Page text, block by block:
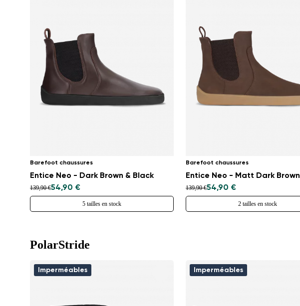
Barefoot chaussures
Entice Neo - Dark Brown & Black
139,90 €54,90 €
5 tailles en stock
Barefoot chaussures
Entice Neo - Matt Dark Brown
139,90 €54,90 €
2 tailles en stock
PolarStride
Imperméables Imperméables